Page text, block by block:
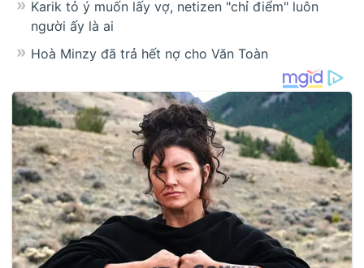
Karik tỏ ý muốn lấy vợ, netizen "chỉ điểm" luôn
người ấy là ai
Hoà Minzy đã trả hết nợ cho Văn Toàn